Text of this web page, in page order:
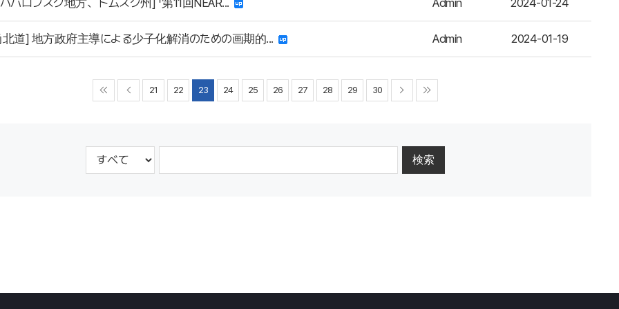
バロフスク地方、トムスク州] 「第11回NEAR... Admin 2024-01-24
道] 地方政府主導による少子化解消のための画期的... Admin 2024-01-19
21 22 23 24 25 26 27 28 29 30
検索